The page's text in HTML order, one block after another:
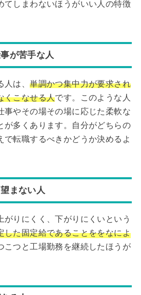
てしまわないほうがいい人の特徴
が苦手な人
人は、単調かつ集中力が要求され
くこなせる人です。このような人
事やその場その場に応じた柔軟な
が多くあります。自分がどちらの
で転職するべきかどうか決めるよ
まない人
がりにくく、下がりにくいという
した固定給であることををなによ
こつと工場勤務を継続したほうが